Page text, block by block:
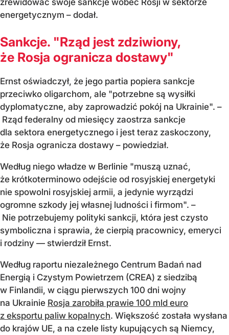
zrewidować swoje sankcje wobec Rosji w sektorze
energetycznym – dodał.
Sankcje. "Rząd jest zdziwiony,
że Rosja ogranicza dostawy"
Ernst oświadczył, że jego partia popiera sankcje
przeciwko oligarchom, ale "potrzebne są wysiłki
dyplomatyczne, aby zaprowadzić pokój na Ukrainie". –
Rząd federalny od miesięcy zaostrza sankcje
dla sektora energetycznego i jest teraz zaskoczony,
że Rosja ogranicza dostawy – powiedział.
Według niego władze w Berlinie "muszą uznać,
że krótkoterminowo odejście od rosyjskiej energetyki
nie spowolni rosyjskiej armii, a jedynie wyrządzi
ogromne szkody jej własnej ludności i firmom". –
Nie potrzebujemy polityki sankcji, która jest czysto
symboliczna i sprawia, że cierpią pracownicy, emeryci
i rodziny — stwierdził Ernst.
Według raportu niezależnego Centrum Badań nad
Energią i Czystym Powietrzem (CREA) z siedzibą
w Finlandii, w ciągu pierwszych 100 dni wojny
na Ukrainie Rosja zarobiła prawie 100 mld euro
z eksportu paliw kopalnych. Większość została wysłana
do krajów UE, a na czele listy kupujących są Niemcy,